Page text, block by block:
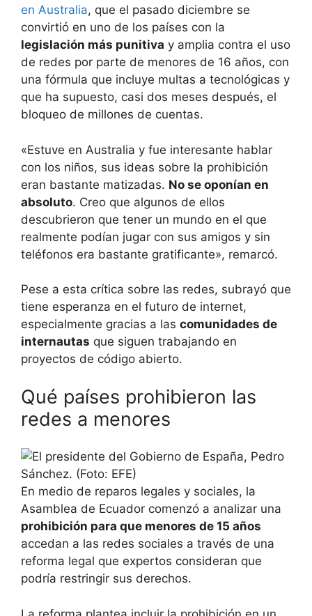
en Australia, que el pasado diciembre se
convirtió en uno de los países con la
legislación más punitiva y amplia contra el uso
de redes por parte de menores de 16 años, con
una fórmula que incluye multas a tecnológicas y
que ha supuesto, casi dos meses después, el
bloqueo de millones de cuentas.
«Estuve en Australia y fue interesante hablar
con los niños, sus ideas sobre la prohibición
eran bastante matizadas. No se oponían en
absoluto. Creo que algunos de ellos
descubrieron que tener un mundo en el que
realmente podían jugar con sus amigos y sin
teléfonos era bastante gratificante», remarcó.
Pese a esta crítica sobre las redes, subrayó que
tiene esperanza en el futuro de internet,
especialmente gracias a las comunidades de
internautas que siguen trabajando en
proyectos de código abierto.
Qué países prohibieron las
redes a menores
En medio de reparos legales y sociales, la
Asamblea de Ecuador comenzó a analizar una
prohibición para que menores de 15 años
accedan a las redes sociales a través de una
reforma legal que expertos consideran que
podría restringir sus derechos.